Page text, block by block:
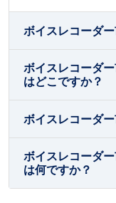
ボイスレコーダ
ボイスレコーダ
はどこですか？
ボイスレコーダ
ボイスレコーダ
は何ですか？